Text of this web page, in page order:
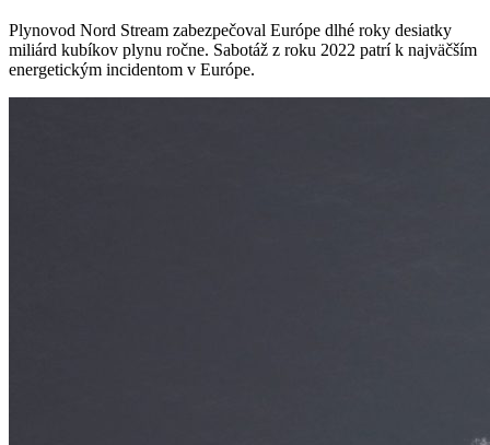
Plynovod Nord Stream zabezpečoval Európe dlhé roky desiatky
miliárd kubíkov plynu ročne. Sabotáž z roku 2022 patrí k najväčším
energetickým incidentom v Európe.